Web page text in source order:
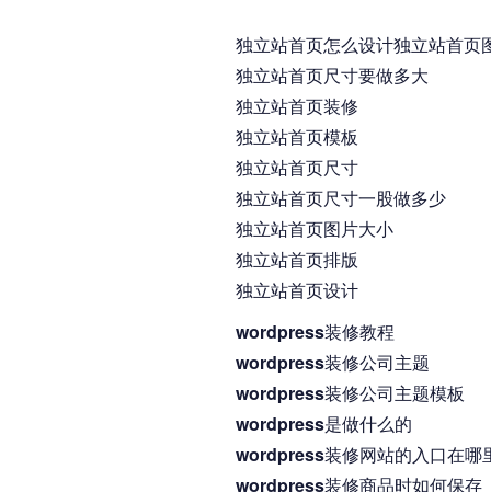
独立站首页怎么设计独立站首页
独立站首页尺寸要做多大
独立站首页装修
独立站首页模板
独立站首页尺寸
独立站首页尺寸一股做多少
独立站首页图片大小
独立站首页排版
独立站首页设计
wordpress装修教程
wordpress装修公司主题
wordpress装修公司主题模板
wordpress是做什么的
wordpress装修网站的入口在哪
wordpress装修商品时如何保存